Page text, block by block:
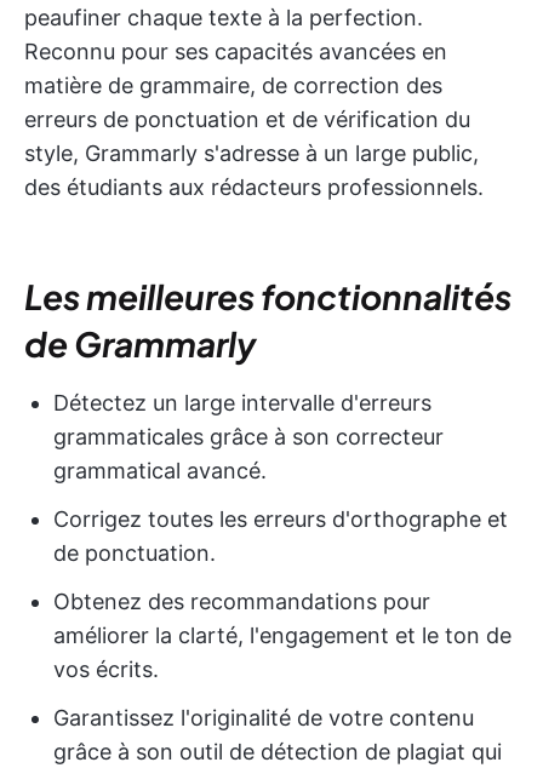
peaufiner chaque texte à la perfection.
Reconnu pour ses capacités avancées en
matière de grammaire, de correction des
erreurs de ponctuation et de vérification du
style, Grammarly s'adresse à un large public,
des étudiants aux rédacteurs professionnels.
Les meilleures fonctionnalités
de Grammarly
Détectez un large intervalle d'erreurs
grammaticales grâce à son correcteur
grammatical avancé.
Corrigez toutes les erreurs d'orthographe et
de ponctuation.
Obtenez des recommandations pour
améliorer la clarté, l'engagement et le ton de
vos écrits.
Garantissez l'originalité de votre contenu
grâce à son outil de détection de plagiat qui